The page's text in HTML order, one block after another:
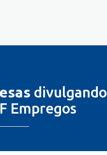
divulgando
Empregos